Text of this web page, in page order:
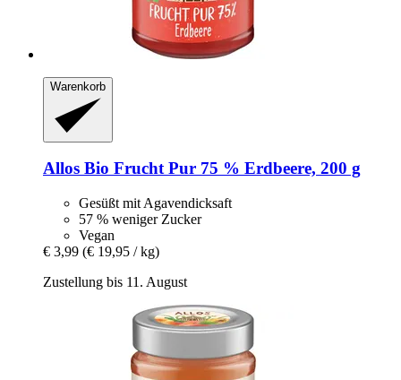
Warenkorb
Allos Bio Frucht Pur 75 % Erdbeere, 200 g
Gesüßt mit Agavendicksaft
57 % weniger Zucker
Vegan
€ 3,99 (€ 19,95 / kg)
Zustellung bis 11. August